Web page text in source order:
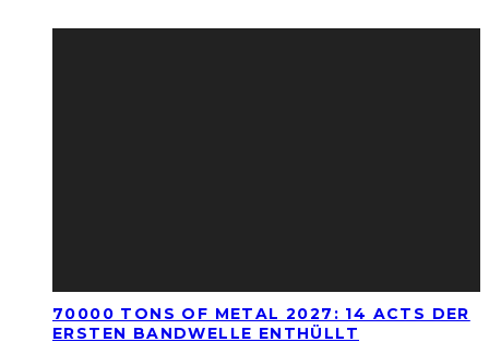
70000 TONS OF METAL 2027: 14 ACTS DER
ERSTEN BANDWELLE ENTHÜLLT